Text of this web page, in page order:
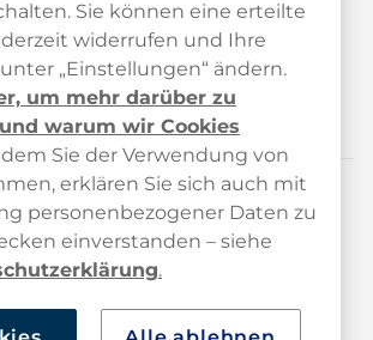
Kontaktiere uns!
hallo@haypp.com
Links
Über uns
Sie können eine erteilte
widerrufen und Ihre
„Einstellungen“ ändern.
um mehr darüber zu
warum wir Cookies
Sie der Verwendung von
erklären Sie sich auch mit
personenbezogener Daten zu
einverstanden – siehe
.